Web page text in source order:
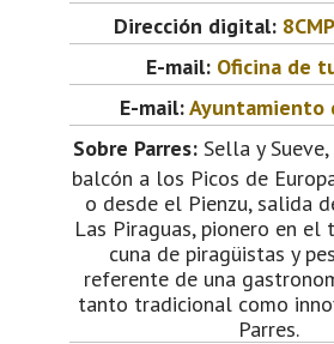
Dirección digital:
E-mail: Oficina de
E-mail:Ayuntamiento
Sobre Parres:Sella y
balcón a los Picos de
o desde el Pienzu, salida
Las Piraguas, pionero en el
cuna de piragüistas y
referente de una
tanto tradicional como
Parres.